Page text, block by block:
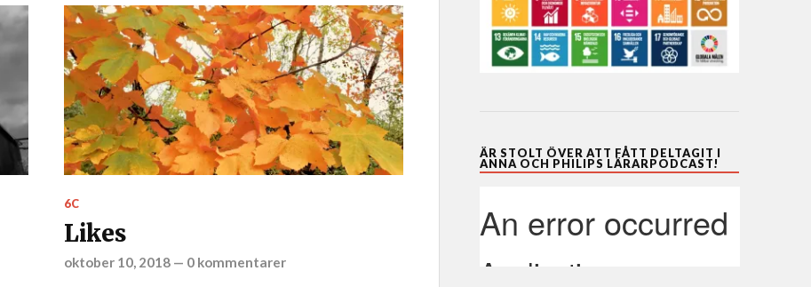
6C
Likes
oktober 10, 2018— 0 kommentarer
ÄR STOLT ÖVER ATT FÅTT DELTAGIT I
ANNA OCH PHILIPS LÄRARPODCAST!